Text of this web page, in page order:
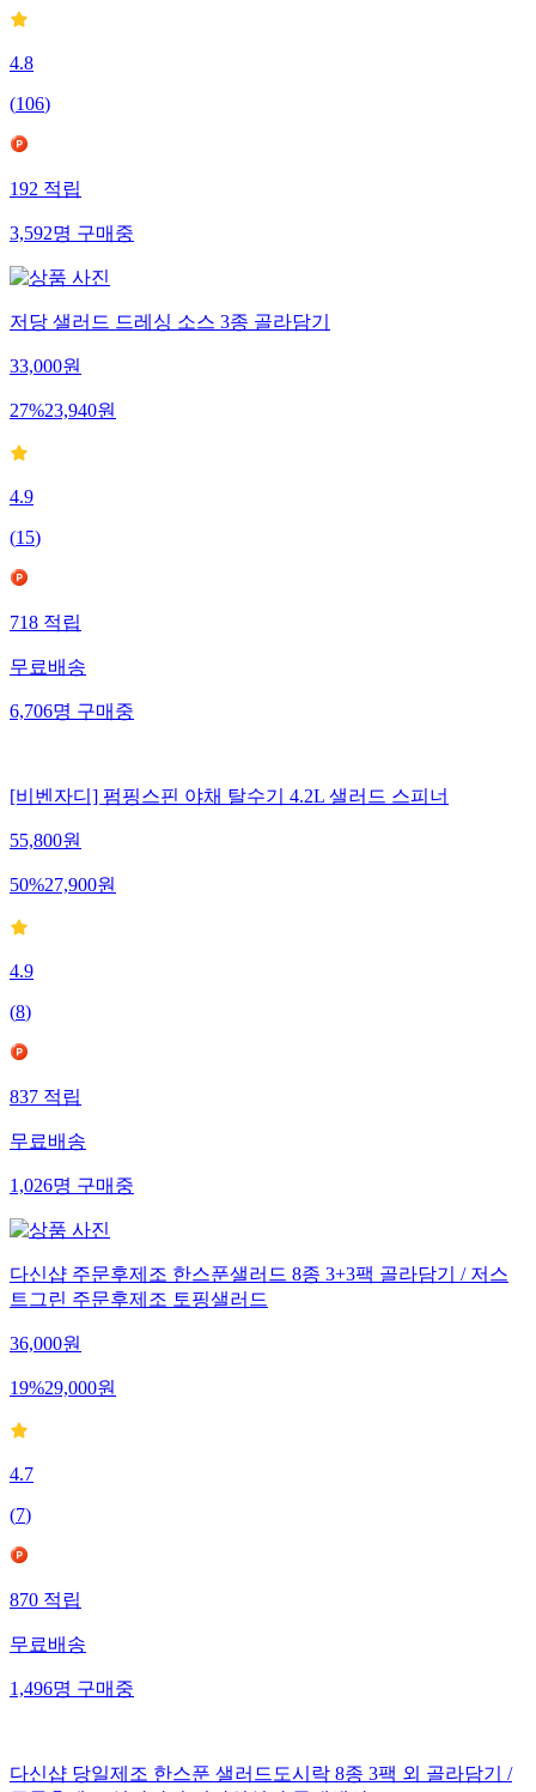
4.8
(106)
192 적립
3,592명 구매중
저당 샐러드 드레싱 소스 3종 골라담기
33,000원
27%23,940원
4.9
(15)
718 적립
무료배송
6,706명 구매중
[비벤자디] 펌핑스핀 야채 탈수기 4.2L 샐러드 스피너
55,800원
50%27,900원
4.9
(8)
837 적립
무료배송
1,026명 구매중
다신샵 주문후제조 한스푼샐러드 8종 3+3팩 골라담기 / 저스
트그린 주문후제조 토핑샐러드
36,000원
19%29,000원
4.7
(7)
870 적립
무료배송
1,496명 구매중
다신샵 당일제조 한스푼 샐러드도시락 8종 3팩 외 골라담기 /